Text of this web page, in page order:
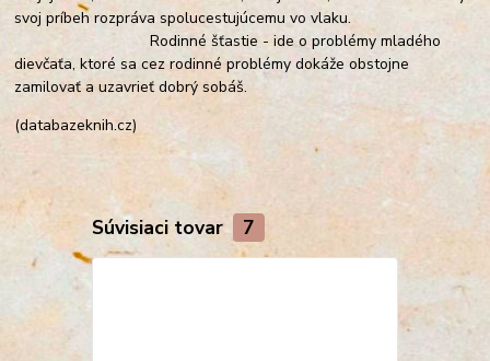
svoj príbeh rozpráva spolucestujúcemu vo vlaku.
Rodinné šťastie - ide o problémy mladého
dievčaťa, ktoré sa cez rodinné problémy dokáže obstojne
zamilovať a uzavrieť dobrý sobáš.
(databazeknih.cz)
Súvisiaci tovar 7